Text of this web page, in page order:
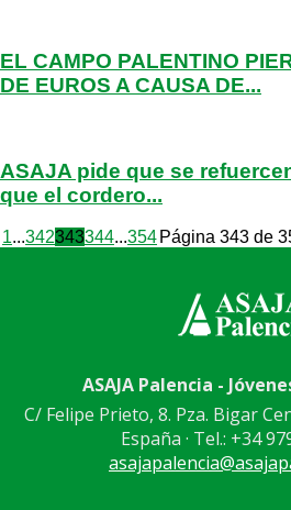
EL CAMPO PALENTINO
DE EUROS A CAUSA DE...
ASAJA pide que se
que el cordero...
1...342343344...354 Página 343 de
ASAJA Palencia -
C/ Felipe Prieto, 8. Pza. Bigar
España · Tel.: +34